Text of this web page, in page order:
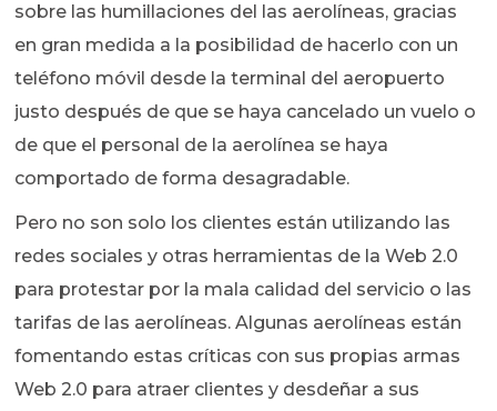
sobre las humillaciones del las aerolíneas, gracias
en gran medida a la posibilidad de hacerlo con un
teléfono móvil desde la terminal del aeropuerto
justo después de que se haya cancelado un vuelo o
de que el personal de la aerolínea se haya
comportado de forma desagradable.
Pero no son solo los clientes están utilizando las
redes sociales y otras herramientas de la Web 2.0
para protestar por la mala calidad del servicio o las
tarifas de las aerolíneas. Algunas aerolíneas están
fomentando estas críticas con sus propias armas
Web 2.0 para atraer clientes y desdeñar a sus